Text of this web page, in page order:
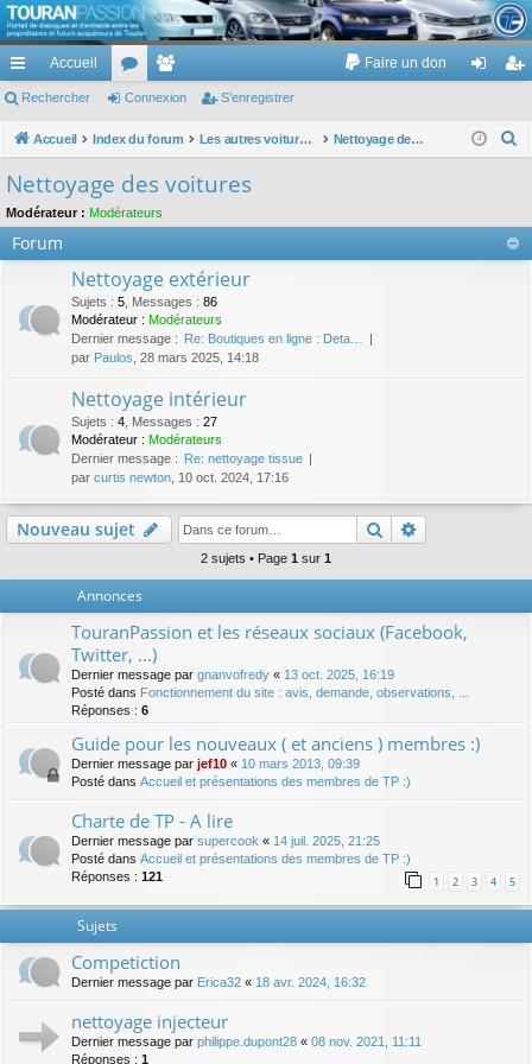
TouranPassion
Le forum des propriétaires ou futurs acquéreurs du Volkswagen Touran
cc
ès
pi
de
Accueil
or
u
e
m
Faire un don
ne nr
re
Rechercher Connexion S’enregistrer
Accueil Index du forum Les autres voitures et ce qui touche à la voiture Nettoyage des voitures
Nettoyage des voitures
Modérateur : Modérateurs
Forum
Nettoyage extérieur
Sujets : 5 Messages : 86
Modérateur : Modérateurs
Dernier message : Re: Boutiques en ligne : Deta…
par Paulos , 28 mars 2025, 14:18
Nettoyage intérieur
Sujets : 4 Messages : 27
Modérateur : Modérateurs
Dernier message : Re: nettoyage tissue
par curtis newton , 10 oct. 2024, 17:16
Nouveau sujet Rechercher
2 sujets • Page 1 sur 1
Annonces
TouranPassion et les réseaux sociaux (Facebook,
Twitter, ...)
Dernier message par gnanvofredy « 13 oct. 2025, 16:19
Posté dans Fonctionnement du site : avis, demande, observations, ...
Réponses : 6
Guide pour les nouveaux ( et anciens ) membres :)
Dernier message par jef10 « 10 mars 2013, 09:39
Posté dans Accueil et présentations des membres de TP :)
Charte de TP - A lire
Dernier message par supercook « 14 juil. 2025, 21:25
Posté dans Accueil et présentations des membres de TP :)
Réponses : 121 1 2 3 4 5
Sujets
Competiction
Dernier message par Erica32 « 18 avr. 2024, 16:32
nettoyage injecteur
Dernier message par philippe.dupont28 « 08 nov. 2021, 11:11
Réponses : 1